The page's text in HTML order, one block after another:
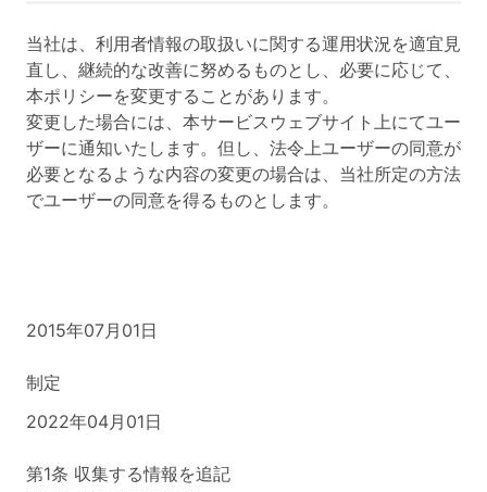
当社は、利用者情報の取扱いに関する運用状況を適宜見
直し、継続的な改善に努めるものとし、必要に応じて、
本ポリシーを変更することがあります。
変更した場合には、本サービスウェブサイト上にてユー
ザーに通知いたします。但し、法令上ユーザーの同意が
必要となるような内容の変更の場合は、当社所定の方法
でユーザーの同意を得るものとします。
2015年07月01日
制定
2022年04月01日
第1条 収集する情報を追記